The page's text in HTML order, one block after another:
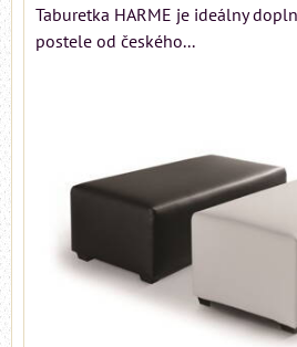
Taburetka HARME je ideálny
postele od českého...